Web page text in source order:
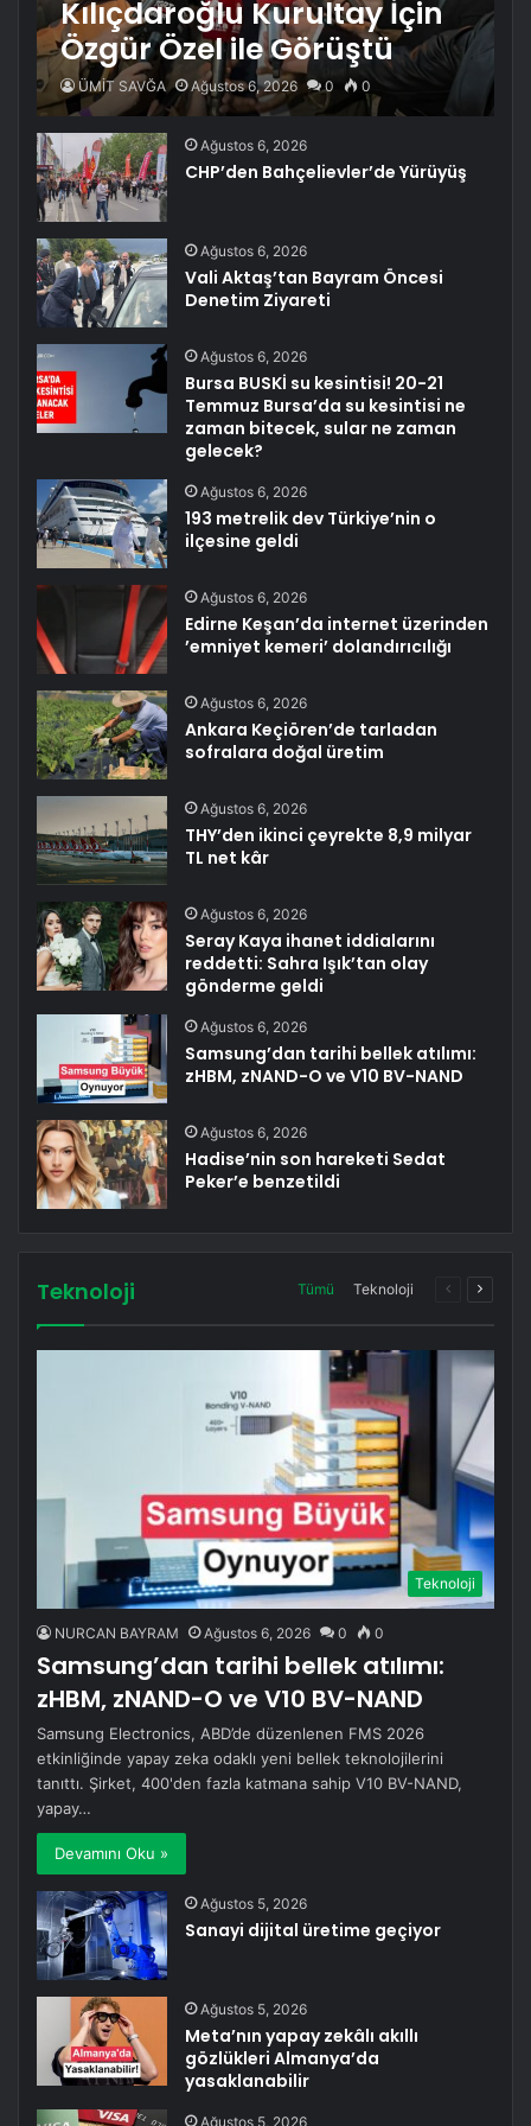
Kılıçdaroğlu Kurultay İçin
Özgür Özel ile Görüştü
ÜMİT SAVĞA Ağustos 6, 2026 0 0
Ağustos 6, 2026
CHP’den Bahçelievler’de Yürüyüş
Ağustos 6, 2026
Vali Aktaş’tan Bayram Öncesi
Denetim Ziyareti
Ağustos 6, 2026
Bursa BUSKİ su kesintisi! 20-21
Temmuz Bursa’da su kesintisi ne
zaman bitecek, sular ne zaman
gelecek?
Ağustos 6, 2026
193 metrelik dev Türkiye’nin o
ilçesine geldi
Ağustos 6, 2026
Edirne Keşan’da internet üzerinden
’emniyet kemeri’ dolandırıcılığı
Ağustos 6, 2026
Ankara Keçiören’de tarladan
sofralara doğal üretim
Ağustos 6, 2026
THY’den ikinci çeyrekte 8,9 milyar
TL net kâr
Ağustos 6, 2026
Seray Kaya ihanet iddialarını
reddetti: Sahra Işık’tan olay
gönderme geldi
Ağustos 6, 2026
Samsung’dan tarihi bellek atılımı:
zHBM, zNAND-O ve V10 BV-NAND
Ağustos 6, 2026
Hadise’nin son hareketi Sedat
Peker’e benzetildi
Teknoloji Tümü Teknoloji
ÖncekiSonraki
Teknoloji
NURCAN BAYRAM Ağustos 6, 2026 0 0
Samsung’dan tarihi bellek atılımı:
zHBM, zNAND-O ve V10 BV-NAND
Samsung Electronics, ABD’de düzenlenen FMS 2026
etkinliğinde yapay zeka odaklı yeni bellek teknolojilerini
tanıttı. Şirket, 400'den fazla katmana sahip V10 BV-NAND,
yapay…
Devamını Oku »
Ağustos 5, 2026
Sanayi dijital üretime geçiyor
Ağustos 5, 2026
Meta’nın yapay zekâlı akıllı
gözlükleri Almanya’da
yasaklanabilir
Ağustos 5, 2026